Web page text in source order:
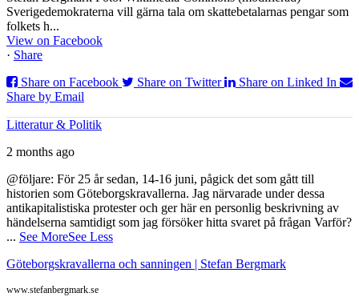
Sverigedemokraterna vill gärna tala om skattebetalarnas pengar som
folkets h...
View on Facebook
· Share
Share on Facebook
Share on Twitter
Share on Linked In
Share by Email
Litteratur & Politik
2 months ago
@följare: För 25 år sedan, 14-16 juni, pågick det som gått till
historien som Göteborgskravallerna. Jag närvarade under dessa
antikapitalistiska protester och ger här en personlig beskrivning av
händelserna samtidigt som jag försöker hitta svaret på frågan Varför?
... See MoreSee Less
Göteborgskravallerna och sanningen | Stefan Bergmark
www.stefanbergmark.se